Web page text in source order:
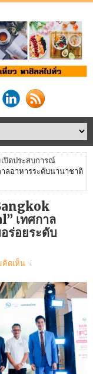
ปิดประสบการณ์
ลอาหารระดับนานาชาติ
เทศกาล
ร่อยระดับ
คิดเห็น